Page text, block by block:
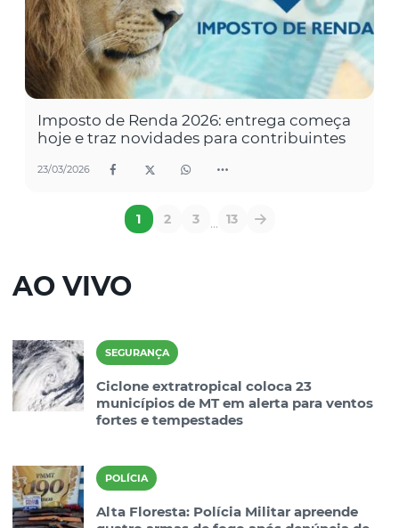
Imposto de Renda 2026: entrega começa
hoje e traz novidades para contribuintes
23/03/2026
1 2 3 ... 13
AO VIVO
SEGURANÇA
Ciclone extratropical coloca 23
municípios de MT em alerta para ventos
fortes e tempestades
POLÍCIA
Alta Floresta: Polícia Militar apreende